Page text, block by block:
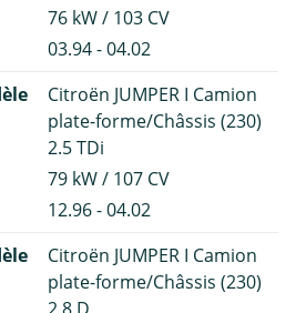
76 kW / 103 CV
03.94 - 04.02
Citroën JUMPER I Camion
plate-forme/Châssis (230)
2.5 TDi
79 kW / 107 CV
12.96 - 04.02
Citroën JUMPER I Camion
plate-forme/Châssis (230)